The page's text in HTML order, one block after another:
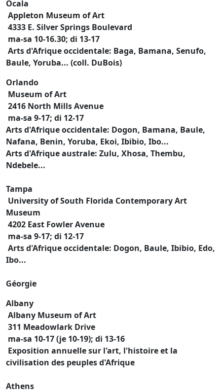
Ocala
Appleton Museum of Art
4333 E. Silver Springs Boulevard
ma-sa 10-16.30; di 13-17
Arts d'Afrique occidentale: Baga, Bamana, Senufo,
Baule, Yoruba... (coll. DuBois)
Orlando
Museum of Art
2416 North Mills Avenue
ma-sa 9-17; di 12-17
Arts d'Afrique occidentale: Dogon, Bamana, Baule,
Nafana, Benin, Yoruba, Ekoi, Ibibio, Ibo...
Arts d'Afrique australe: Zulu, Xhosa, Thembu,
Ndebele...
Tampa
University of South Florida Contemporary Art
Museum
4202 East Fowler Avenue
ma-sa 9-17; di 12-17
Arts d'Afrique occidentale: Dogon, Baule, Ibibio, Edo,
Ibo...
Géorgie
Albany
Albany Museum of Art
311 Meadowlark Drive
ma-sa 10-17 (je 10-19); di 13-16
Exposition annuelle sur l'art, l'histoire et la
civilisation des peuples d'Afrique
Athens